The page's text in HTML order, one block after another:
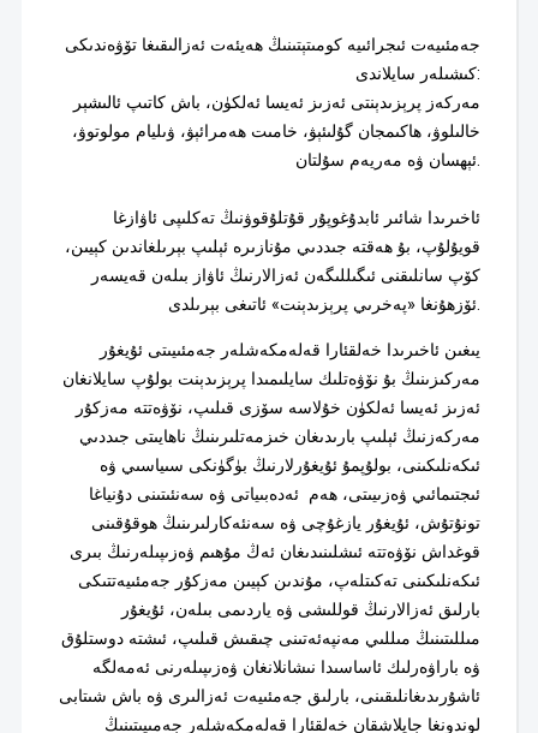
جەمئىيەت ئىجرائىيە كومىتېتىنىڭ ھەيئەت ئەزالىقىغا تۆۋەندىكى
كىشىلەر سايلاندى:
مەركەز پرېزىدېنتى ئەزىز ئەيسا ئەلكۈن، باش كاتىپ ئالىشېر
خالىلوۋ، ھاكىمجان گۇلىئېۋ، خامىت ھەمرائېۋ، ۋىليام مولوتوۋ،
ئېھسان ۋە مەريەم سۇلتان.
ئاخىرىدا شائىر ئابدۇغوپۇر قۇتلۇقوۋنىڭ تەكلىپى ئاۋازغا
قويۇلۇپ، بۇ ھەقتە جىددىي مۇنازىرە ئېلىپ بېرىلغاندىن كېيىن،
كۆپ سانلىقنى ئىگىللىگەن ئەزالارنىڭ ئاۋاز بىلەن قەيسەر
ئۆزھۇنغا «پەخرىي پرېزىدېنت» ئاتىغى بېرىلدى.
يىغىن ئاخىرىدا خەلقئارا قەلەمكەشلەر جەمئىيىتى ئۇيغۇر
مەركىزىنىڭ بۇ نۆۋەتلىك سايلىمىدا پرېزىدېنت بولۇپ سايلانغان
ئەزىز ئەيسا ئەلكۈن خۇلاسە سۆزى قىلىپ، نۆۋەتتە مەزكۇر
مەركەزنىڭ ئېلىپ بارىدىغان خىزمەتلىرىنىڭ ناھايىتى جىددىي
ئىكەنلىكىنى، بولۇپمۇ ئۇيغۇرلارنىڭ بۈگۈنكى سىياسىي ۋە
ئىجتىمائىي ۋەزىيىتى، ھەم ئ‍ەدەبىياتى ۋە سەنئىتىنى دۇنياغا
تونۇتۇش، ئۇيغۇر يازغۇچى ۋە سەنئەكارلىرىنىڭ ھوقۇقىنى
قوغداش نۆۋەتتە ئىشلىنىدىغان ئەڭ مۇھىم ۋەزىپىلەرنىڭ بىرى
ئىكەنلىكىنى تەكىتلەپ، مۇندىن كېيىن مەزكۇر جەمئىيەتتىكى
بارلىق ئەزالارنىڭ قوللىشى ۋە ياردىمى بىلەن، ئۇيغۇر
مىللىتىنىڭ مىللىي مەنپەئەتىنى چىقىش قىلىپ، ئىشتە دوستلۇق
ۋە باراۋەرلىك ئاساسىدا نىشانلانغان ۋەزىپىلەرنى ئەمەلگە
ئاشۇرىدىغانلىقىنى، بارلىق جەمئىيەت ئەزالىرى ۋە باش شىتابى
لوندونغا جايلاشقان خەلقئارا قەلەمكەشلەر جەمىيىتىنىڭ